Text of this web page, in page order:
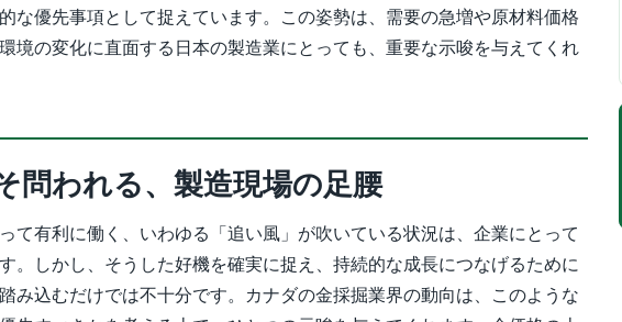
な優先事項として捉えています。この姿勢は、需要の急増や原材料価格
境の変化に直面する日本の製造業にとっても、重要な示唆を与えてくれ
問われる、製造現場の足腰
て有利に働く、いわゆる「追い風」が吹いている状況は、企業にとって
。しかし、そうした好機を確実に捉え、持続的な成長につなげるために
み込むだけでは不十分です。カナダの金採掘業界の動向は、このような